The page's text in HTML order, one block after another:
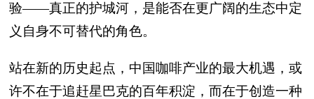
验——真正的护城河，是能否在更广阔的生态中定
义自身不可替代的角色。
站在新的历史起点，中国咖啡产业的最大机遇，或
许不在于追赶星巴克的百年积淀，而在于创造一种